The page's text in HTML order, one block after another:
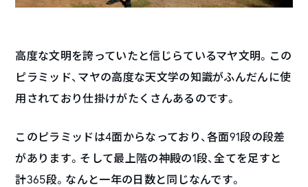
高度な文明を誇っていたと信じらているマヤ文明。この
ピラミッド、マヤの高度な天文学の知識がふんだんに使
用されており仕掛けがたくさんあるのです。
このピラミッドは4面からなっており、各面91段の段差
があります。そして最上階の神殿の1段、全てを足すと
計365段。なんと一年の日数と同じなんです。